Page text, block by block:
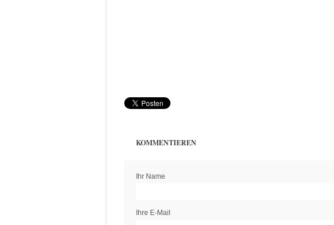
KOMMENTIEREN
Ihr Name
Ihre E-Mail